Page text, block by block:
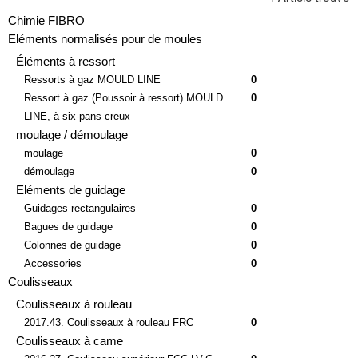
Chimie FIBRO
Eléments normalisés pour de moules
Éléments à ressort
Ressorts à gaz MOULD LINE
0
Ressort à gaz (Poussoir à ressort) MOULD
LINE, à six-pans creux
moulage / démoulage
moulage
0
démoulage
Eléments de guidage
Guidages rectangulaires
0
Bagues de guidage
0
Colonnes de guidage
0
Accessories
Coulisseaux
Coulisseaux à rouleau
2017.43. Coulisseaux à rouleau FRC